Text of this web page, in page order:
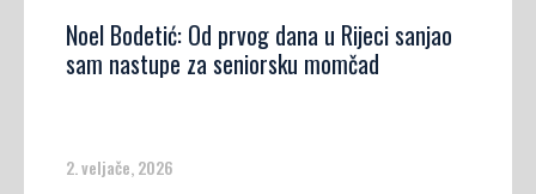
Noel Bodetić: Od prvog dana u Rijeci sanjao
sam nastupe za seniorsku momčad
2. veljače, 2026